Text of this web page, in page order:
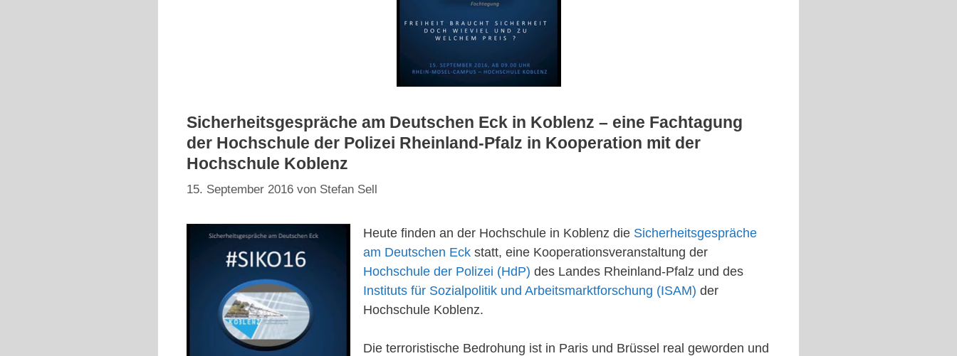
Sicherheitsgespräche am Deutschen Eck in Koblenz – eine Fachtagung
der Hochschule der Polizei Rheinland-Pfalz in Kooperation mit der
Hochschule Koblenz
15. September 2016 von Stefan Sell
Heute finden an der Hochschule in Koblenz die Sicherheitsgespräche
am Deutschen Eck statt, eine Kooperationsveranstaltung der
Hochschule der Polizei (HdP) des Landes Rheinland-Pfalz und des
Instituts für Sozialpolitik und Arbeitsmarktforschung (ISAM) der
Hochschule Koblenz.
Die terroristische Bedrohung ist in Paris und Brüssel real geworden und